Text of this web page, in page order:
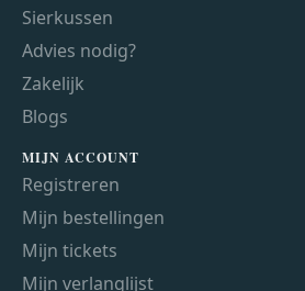
Sierkussen
Advies nodig?
Zakelijk
Blogs
MIJN ACCOUNT
Registreren
Mijn bestellingen
Mijn tickets
Mijn verlanglijst